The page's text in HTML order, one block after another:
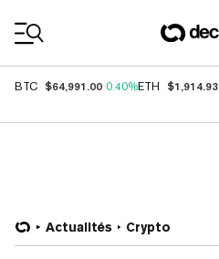
BTC $64,991.00 0.40%ETH $1,914.93
Actualités Crypto